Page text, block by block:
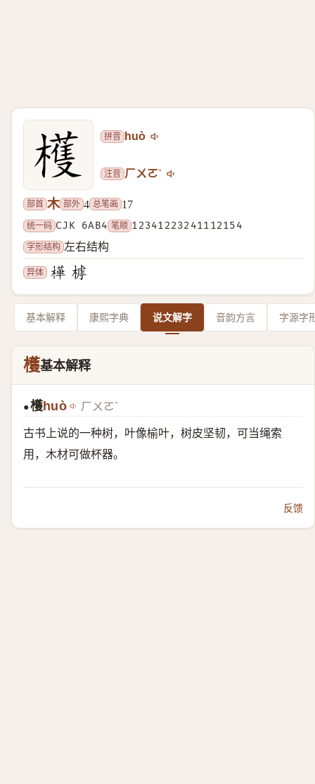
拼音 huò
注音 ㄏㄨㄛˋ
部首 木 部外 4 总笔画 17
统一码 CJK 6AB4 笔顺 12341223241112154
字形结构 左右结构
异体
基本解释 康熙字典 说文解字 音韵方言 字源字
檴基本解释
●檴huò ㄏㄨㄛˋ
古书上说的一种树，叶像榆叶，树皮坚韧，可当绳索
用，木材可做杯器。
反馈